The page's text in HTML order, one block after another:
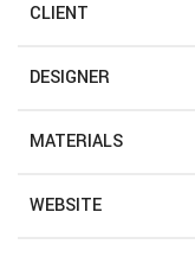
CLIENT
DESIGNER
MATERIALS
WEBSITE